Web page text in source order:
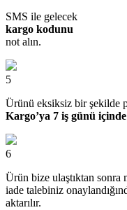
SMS ile gelecek
kargo kodunu
not alın.
5
Ürünü eksiksiz bir şekilde
Kargo’ya 7 iş günü
6
Ürün bize ulaştıktan sonra
iade talebiniz
aktarılır.